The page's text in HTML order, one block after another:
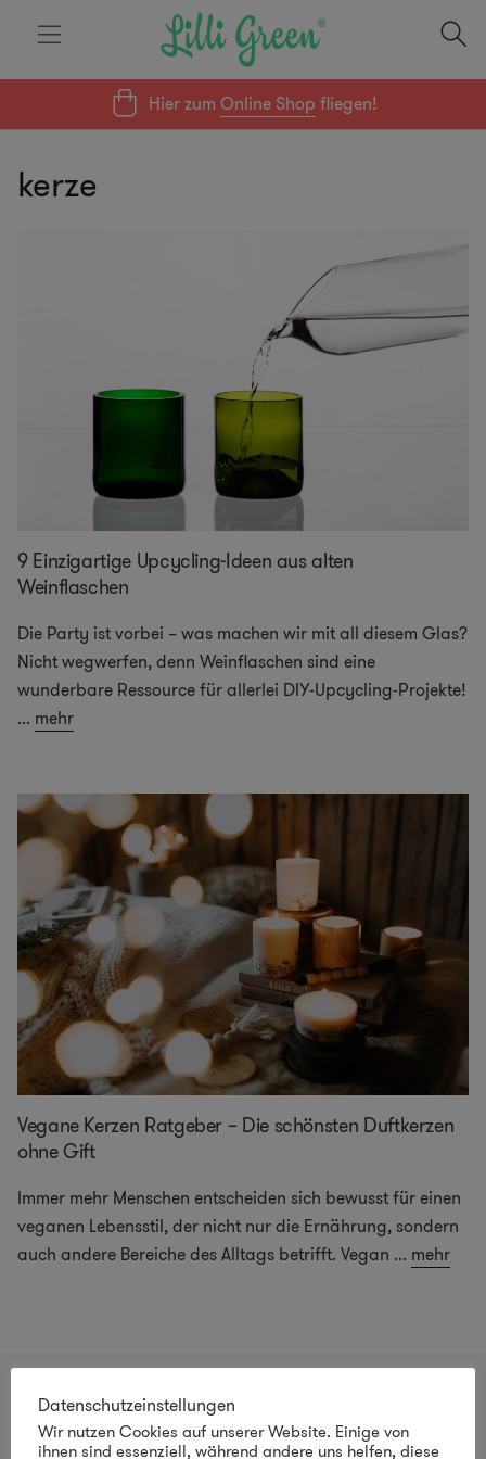
Hier zumOnline Shop fliegen!
kerze
9 Einzigartige Upcycling-Ideen aus alten
Weinflaschen
Die Party ist vorbei – was machen wir mit all diesem Glas?
Nicht wegwerfen, denn Weinflaschen sind eine
wunderbare Ressource für allerlei DIY-Upcycling-Projekte!
... mehr
Vegane Kerzen Ratgeber – Die schönsten Duftkerzen
ohne Gift
Immer mehr Menschen entscheiden sich bewusst für einen
veganen Lebensstil, der nicht nur die Ernährung, sondern
auch andere Bereiche des Alltags betrifft. Vegan ... mehr
Alles, was Sie wissen müssen
Datenschutzeinstellungen
Wir nutzen Cookies auf unserer Website. Einige von
ihnen sind essenziell, während andere uns helfen, diese